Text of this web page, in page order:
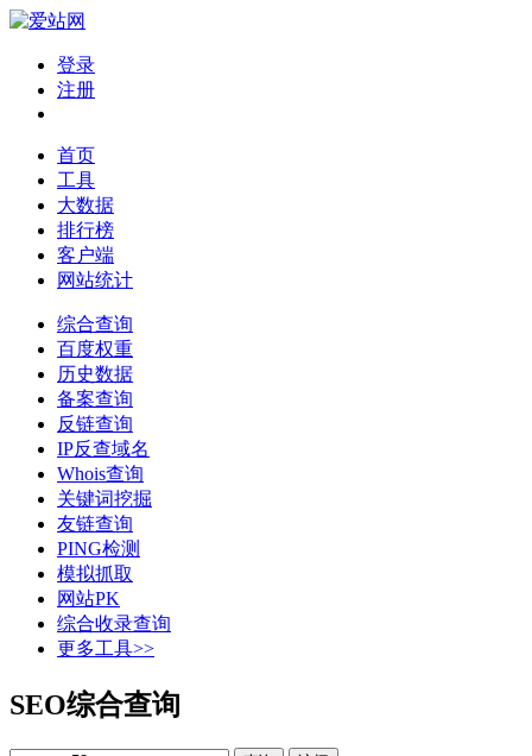
登录
注册
首页
工具
大数据
排行榜
客户端
网站统计
综合查询
百度权重
历史数据
备案查询
反链查询
IP反查域名
Whois查询
关键词挖掘
友链查询
PING检测
模拟抓取
网站PK
综合收录查询
更多工具>>
SEO综合查询